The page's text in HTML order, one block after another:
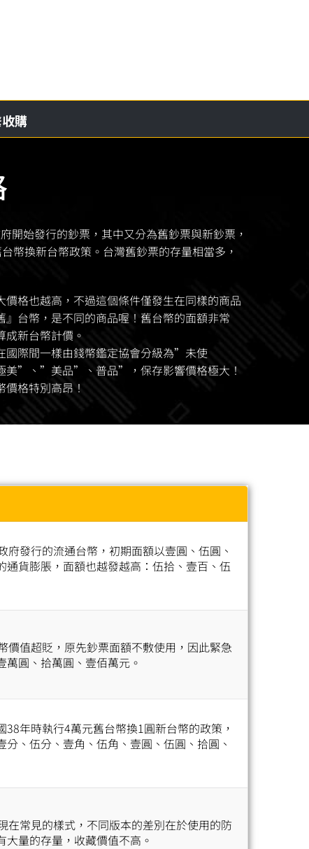
購
開始發行的鈔票，其中又分為舊鈔票與新鈔票，
幣換新台幣政策。台灣舊鈔票的存量相當多，
價格也越高，不過這個條件僅發生在同樣的商品
』台幣，是不同的商品喔！舊台幣的面額非常
新台幣計價。
國際間一樣由錢幣鑑定協會分級為”未使
”、”美品”、普品”，保存影響價格極大！
價格特別高昂！
發行的流通台幣，初期面額以壹圓、伍圓、
貨膨脹，面額也越發越高：伍拾、壹百、伍
價值超貶，原先鈔票面額不敷使用，因此緊急
圓、拾萬圓、壹佰萬元。
年時執行4萬元舊台幣換1圓新台幣的政策，
、伍分、壹角、伍角、壹圓、伍圓、拾圓、
在常見的樣式，不同版本的差別在於使用的防
量的存量，收藏價值不高。